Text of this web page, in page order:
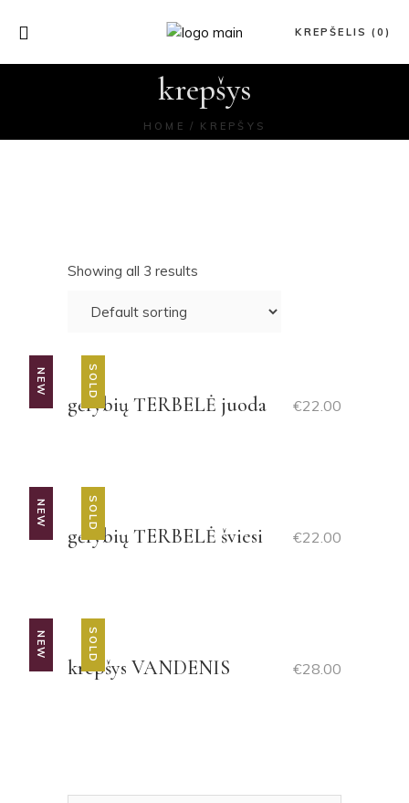
KREPŠELIS (0)
krepšys
HOME KREPŠYS
Showing all 3 results
SOLD
NEW
gėrybių TERBELĖ juoda €22.00
SOLD
NEW
gėrybių TERBELĖ šviesi €22.00
SOLD
NEW
krepšys VANDENIS €28.00